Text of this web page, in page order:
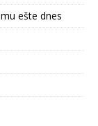
ešte dnes